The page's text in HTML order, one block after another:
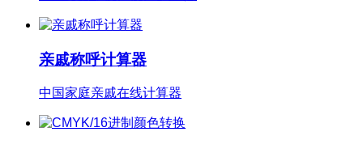
亲戚称呼计算器
中国家庭亲戚在线计算器